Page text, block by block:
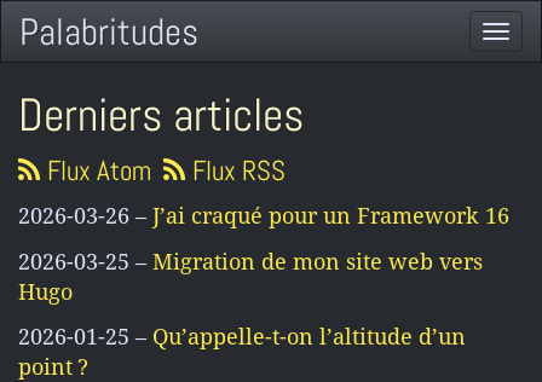
Palabritudes
Derniers articles
Flux Atom Flux RSS
2026-03-26 – J’ai craqué pour un Framework 16
2026-03-25 – Migration de mon site web vers
Hugo
2026-01-25 – Qu’appelle-t-on l’altitude d’un
point ?